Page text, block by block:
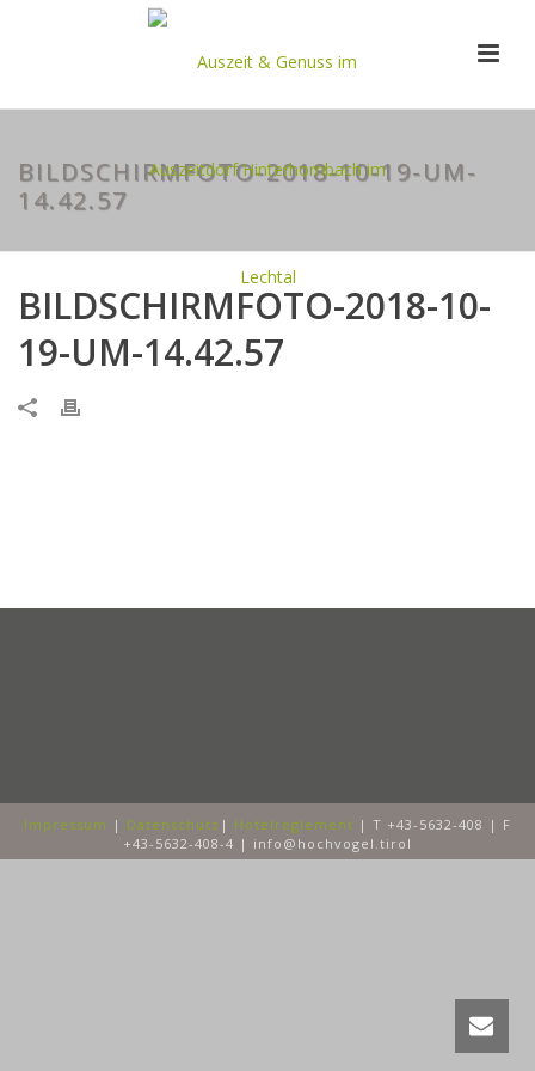
BILDSCHIRMFOTO-2018-10-19-UM-
14.42.57
BILDSCHIRMFOTO-2018-10-
19-UM-14.42.57
Impressum | Datenschutz | Hotelreglement | T +43-5632-408 | F
+43-5632-408-4 | info@hochvogel.tirol